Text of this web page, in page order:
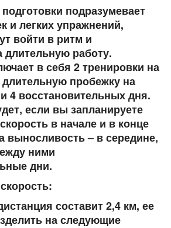
подразумевает
и легких упражнений,
войти в ритм и
длительную работу.
в себя 2 тренировки на
пробежку на
4 восстановительных дня.
если вы запланируете
в начале и в конце
выносливость – в середине,
ними
дни.
составит 2,4 км, ее
на следующие